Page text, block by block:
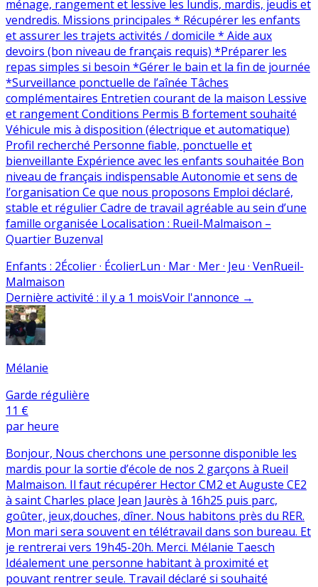
ménage, rangement et lessive les lundis, mardis, jeudis et
vendredis. Missions principales * Récupérer les enfants
et assurer les trajets activités / domicile * Aide aux
devoirs (bon niveau de français requis) *Préparer les
repas simples si besoin *Gérer le bain et la fin de journée
*Surveillance ponctuelle de l’aînée Tâches
complémentaires Entretien courant de la maison Lessive
et rangement Conditions Permis B fortement souhaité
Véhicule mis à disposition (électrique et automatique)
Profil recherché Personne fiable, ponctuelle et
bienveillante Expérience avec les enfants souhaitée Bon
niveau de français indispensable Autonomie et sens de
l’organisation Ce que nous proposons Emploi déclaré,
stable et régulier Cadre de travail agréable au sein d’une
famille organisée Localisation : Rueil-Malmaison –
Quartier Buzenval
Enfants : 2Écolier · ÉcolierLun · Mar · Mer · Jeu · VenRueil-
Malmaison
Dernière activité : il y a 1 moisVoir l'annonce →
Mélanie
Garde régulière
11 €
par heure
Bonjour, Nous cherchons une personne disponible les
mardis pour la sortie d’école de nos 2 garçons à Rueil
Malmaison. Il faut récupérer Hector CM2 et Auguste CE2
à saint Charles place Jean Jaurès à 16h25 puis parc,
goûter, jeux,douches, dîner. Nous habitons près du RER.
Mon mari sera souvent en télétravail dans son bureau. Et
je rentrerai vers 19h45-20h. Merci. Mélanie Taesch
Idéalement une personne habitant à proximité et
pouvant rentrer seule. Travail déclaré si souhaité